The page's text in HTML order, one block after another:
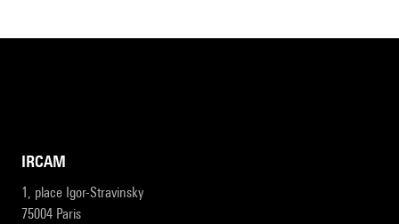
IRCAM
1, place Igor-Stravinsky
75004 Paris